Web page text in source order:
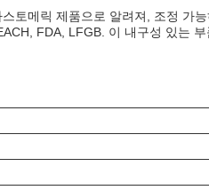
토메릭 제품으로 알려져, 조정 가
FDA, LFGB. 이 내구성 있는 부